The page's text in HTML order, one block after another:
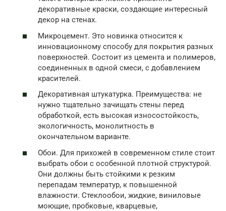
декоративные краски, создающие интересный
декор на стенах.
Микроцемент. Это новинка относится к
инновационному способу для покрытия разных
поверхностей. Состоит из цемента и полимеров,
соединенных в одной смеси, с добавлением
красителей.
Декоративная штукатурка. Преимущества: не
нужно тщательно зачищать стены перед
обработкой, есть высокая износостойкость,
экологичность, монолитность в
окончательном варианте.
Обои. Для прихожей в современном стиле стоит
выбрать обои с особенной плотной структурой.
Они должны быть стойкими к резким
перепадам температур, к повышенной
влажности. Стеклообои, жидкие, виниловые
моющие, пробковые, кварцевые,